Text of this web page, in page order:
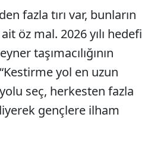
fazla tırı var, bunların
öz mal. 2026 yılı hedefi
taşımacılığının
yol en uzun
seç, herkesten fazla
gençlere ilham